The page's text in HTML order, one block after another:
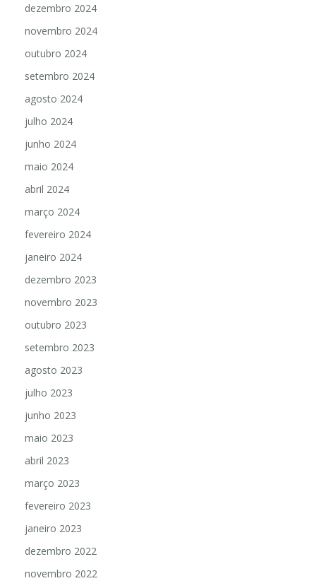
dezembro 2024
novembro 2024
outubro 2024
setembro 2024
agosto 2024
julho 2024
junho 2024
maio 2024
abril 2024
março 2024
fevereiro 2024
janeiro 2024
dezembro 2023
novembro 2023
outubro 2023
setembro 2023
agosto 2023
julho 2023
junho 2023
maio 2023
abril 2023
março 2023
fevereiro 2023
janeiro 2023
dezembro 2022
novembro 2022